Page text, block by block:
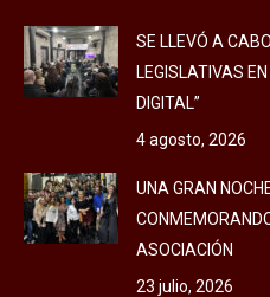
SE LLEVÓ A
LEGISLATIVAS
DIGITAL”
4 agosto, 2026
UNA GRAN
ASOCIACIÓN
23 julio, 2026